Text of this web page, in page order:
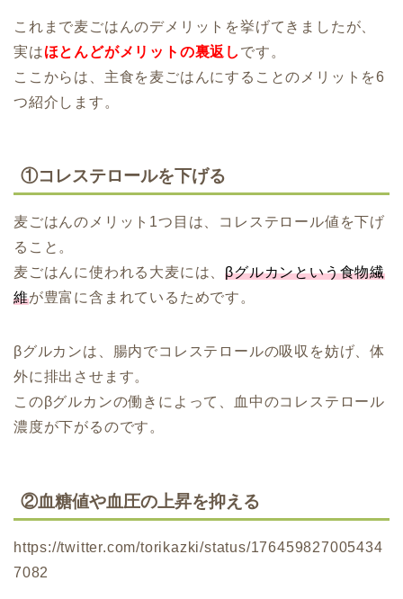
これまで麦ごはんのデメリットを挙げてきましたが、
実はほとんどがメリットの裏返し です。
ここからは、主食を麦ごはんにすることのメリットを6
つ紹介します。
①コレステロールを下げる
麦ごはんのメリット1つ目は、コレステロール値を下げ
ること。
麦ごはんに使われる大麦には、βグルカンという食物繊
維が豊富に含まれているためです。
βグルカンは、腸内でコレステロールの吸収を妨げ、体
外に排出させます。
このβグルカンの働きによって、血中のコレステロール
濃度が下がるのです。
②血糖値や血圧の上昇を抑える
https://twitter.com/torikazki/status/176459827005434
7082